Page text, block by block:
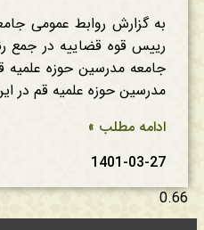
به گزارش روابط عمومی
رییس قوه قضاییه در جمع
جامعه مدرسین حوزه
مدرسین حوزه علمیه قم در
ادامه مطلب »
1401-03-27